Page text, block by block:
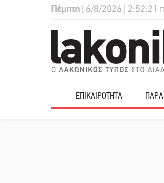
Πέμπτη | 6/8/2026 | 2:52:22
ΕΠΙΚΑΙΡΟΤΗΤΑ